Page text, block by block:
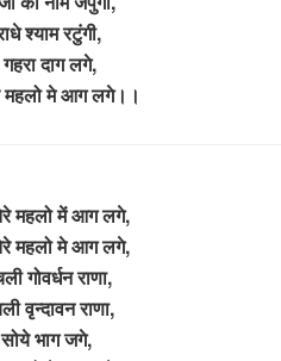
श्याम रटुंगी,
दाग लगे,
महलो मे आग लगे।।
महलो में आग लगे,
महलो मे आग लगे,
गोवर्धन राणा,
वृन्दावन राणा,
भाग जगे,